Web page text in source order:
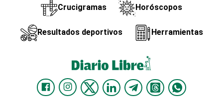
Crucigramas Horóscopos
Resultados deportivos Herramientas